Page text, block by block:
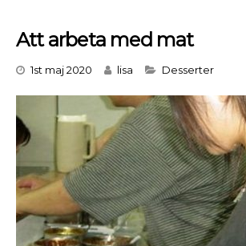
Att arbeta med mat
1st maj 2020 lisa Categories
Desserter